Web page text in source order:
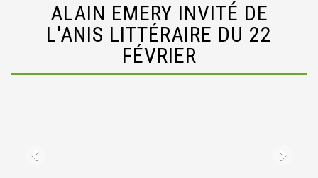
ALAIN EMERY INVITÉ DE
L'ANIS LITTÉRAIRE DU 22
FÉVRIER